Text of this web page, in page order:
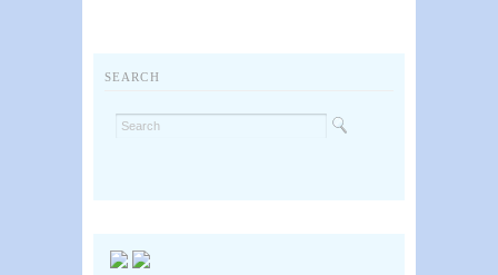
SEARCH